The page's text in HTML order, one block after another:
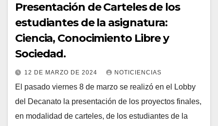
Presentación de Carteles de los
estudiantes de la asignatura:
Ciencia, Conocimiento Libre y
Sociedad.
12 DE MARZO DE 2024 NOTICIENCIAS
El pasado viernes 8 de marzo se realizó en el Lobby
del Decanato la presentación de los proyectos finales,
en modalidad de carteles, de los estudiantes de la